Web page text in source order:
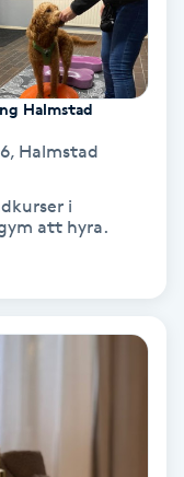
Halmstad
, Halmstad
i
att hyra.